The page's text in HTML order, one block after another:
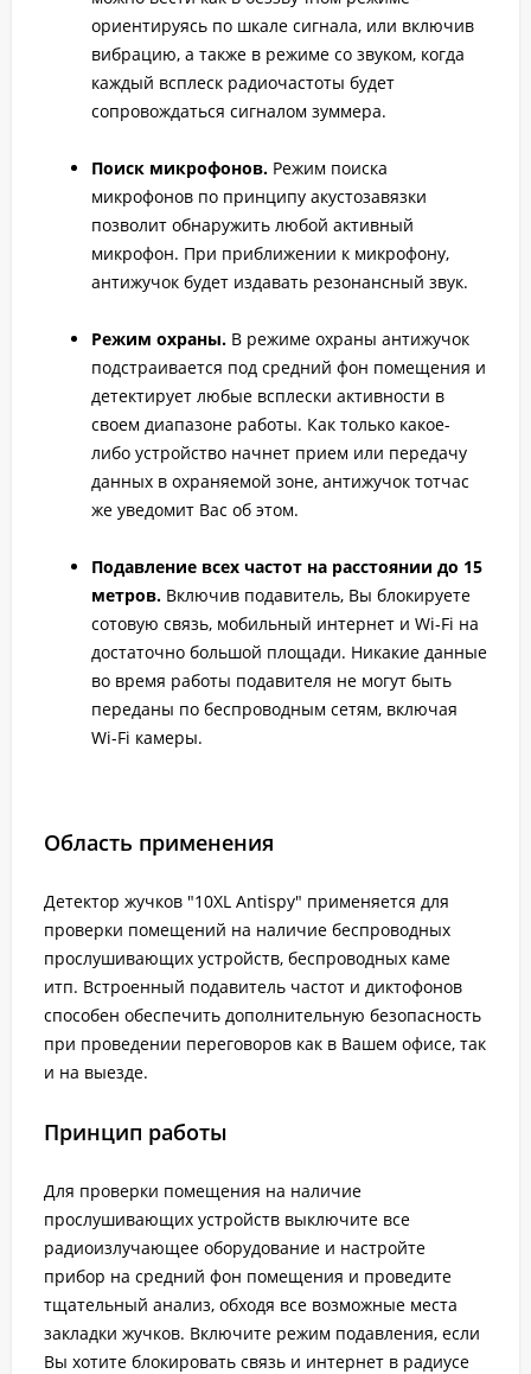
ориентируясь по шкале сигнала, или включив
вибрацию, а также в режиме со звуком, когда
каждый всплеск радиочастоты будет
сопровождаться сигналом зуммера.
Поиск микрофонов. Режим поиска
микрофонов по принципу акустозавязки
позволит обнаружить любой активный
микрофон. При приближении к микрофону,
антижучок будет издавать резонансный звук.
Режим охраны. В режиме охраны антижучок
подстраивается под средний фон помещения и
детектирует любые всплески активности в
своем диапазоне работы. Как только какое-
либо устройство начнет прием или передачу
данных в охраняемой зоне, антижучок тотчас
же уведомит Вас об этом.
Подавление всех частот на расстоянии до 15
метров. Включив подавитель, Вы блокируете
сотовую связь, мобильный интернет и Wi-Fi на
достаточно большой площади. Никакие данные
во время работы подавителя не могут быть
переданы по беспроводным сетям, включая
Wi-Fi камеры.
Область применения
Детектор жучков "10XL Antispy" применяется для
проверки помещений на наличие беспроводных
прослушивающих устройств, беспроводных каме
итп. Встроенный подавитель частот и диктофонов
способен обеспечить дополнительную безопасность
при проведении переговоров как в Вашем офисе, так
и на выезде.
Принцип работы
Для проверки помещения на наличие
прослушивающих устройств выключите все
радиоизлучающее оборудование и настройте
прибор на средний фон помещения и проведите
тщательный анализ, обходя все возможные места
закладки жучков. Включите режим подавления, если
Вы хотите блокировать связь и интернет в радиусе